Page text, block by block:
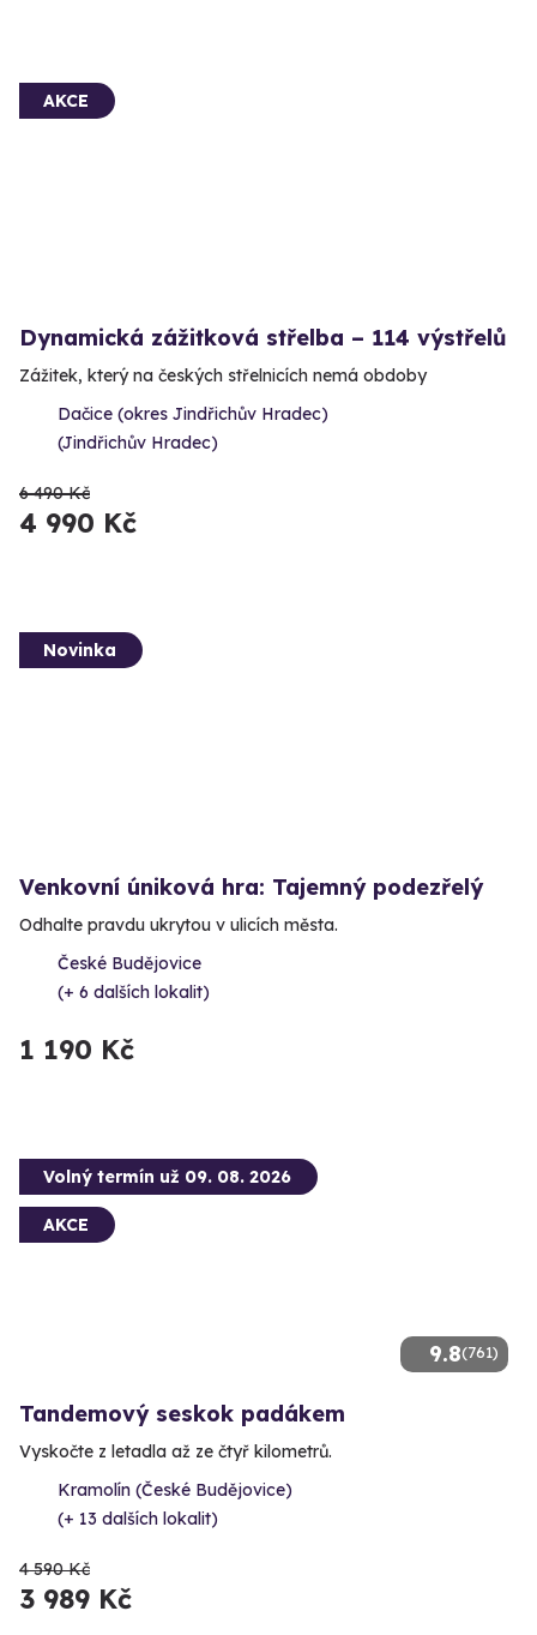
AKCE
Dynamická zážitková střelba – 114 výstřelů
Zážitek, který na českých střelnicích nemá obdoby
Dačice (okres Jindřichův Hradec)
(Jindřichův Hradec)
6 490 Kč
4 990 Kč
Novinka
Venkovní úniková hra: Tajemný podezřelý
Odhalte pravdu ukrytou v ulicích města.
České Budějovice
(+ 6 dalších lokalit)
1 190 Kč
9.8(761)
Volný termín už 09. 08. 2026
AKCE
Tandemový seskok padákem
Vyskočte z letadla až ze čtyř kilometrů.
Kramolín (České Budějovice)
(+ 13 dalších lokalit)
4 590 Kč
3 989 Kč